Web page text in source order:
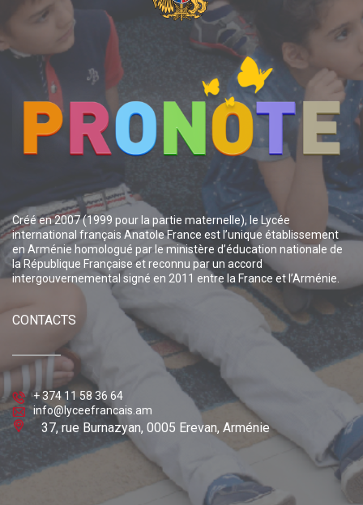
Créé en 2007 (1999 pour la partie maternelle), le Lycée
international français Anatole France est l’unique établissement
en Arménie homologué par le ministère d’éducation nationale de
la République Française et reconnu par un accord
intergouvernemental signé en 2011 entre la France et l’Arménie.
CONTACTS
+ 374 11 58 36 64
info@lyceefrancais.am
37, rue Burnazyan, 0005 Erevan, Arménie